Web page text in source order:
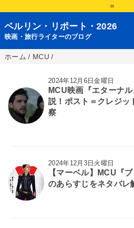
=
ベルリン・リポート・2026
映画・旅行ライターのブログ
ホーム / MCU /
2024年12月6日金曜日
MCU映画『エターナ
説！ポスト＝クレジッ
察
2024年12月3日火曜日
【マーベル】MCU『
のあらすじをネタバレ